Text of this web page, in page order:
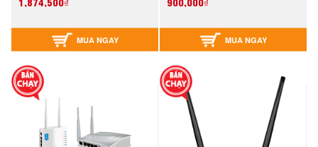
MUA NGAY MUA NGAY